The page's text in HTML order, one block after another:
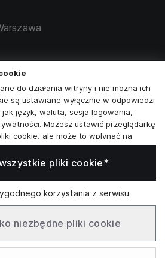
KORPORACYJNE
Z PARTNERAMI
11:00 - 19:00
do działania witryny i nie można ich
są ustawiane wyłącznie w odpowiedzi
język, waluta, sesja logowania,
Możesz ustawić przeglądarkę
cookie, ale może to wpłynąć na
przez naszych partnerów
Mogą być przez nich
profilu Twoich zainteresowań, a
reklam. Jeśli nie zezwolisz
pliki cookie*
korzystania z serwisu
niezbędne pliki cookie